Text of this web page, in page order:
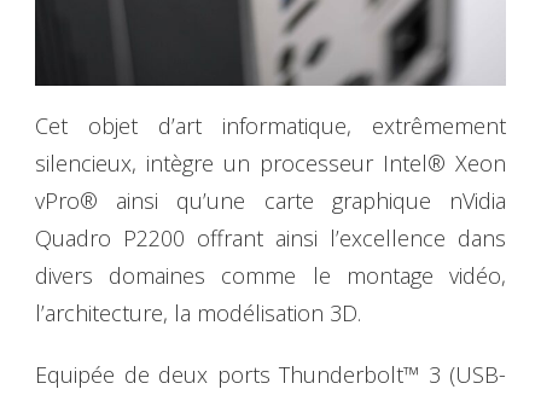
Cet objet d’art informatique, extrêmement
silencieux, intègre un processeur Intel® Xeon
vPro® ainsi qu’une carte graphique nVidia
Quadro P2200 offrant ainsi l’excellence dans
divers domaines comme le montage vidéo,
l’architecture, la modélisation 3D.
Equipée de deux ports Thunderbolt™ 3 (USB-